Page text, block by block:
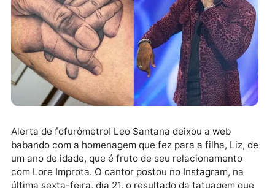
Alerta de fofurômetro! Leo Santana deixou a web